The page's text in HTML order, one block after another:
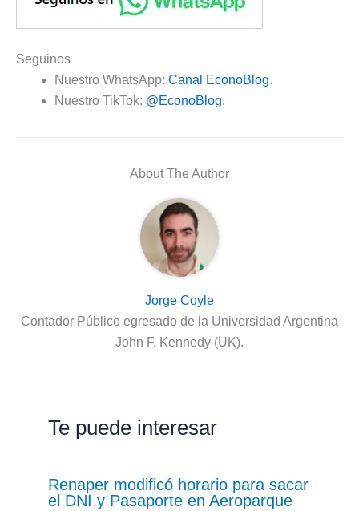
Seguinos
Nuestro WhatsApp: Canal EconoBlog.
Nuestro TikTok: @EconoBlog.
About The Author
Jorge Coyle
Contador Público egresado de la Universidad Argentina
John F. Kennedy (UK).
Te puede interesar
Renaper modificó horario para sacar
el DNI y Pasaporte en Aeroparque